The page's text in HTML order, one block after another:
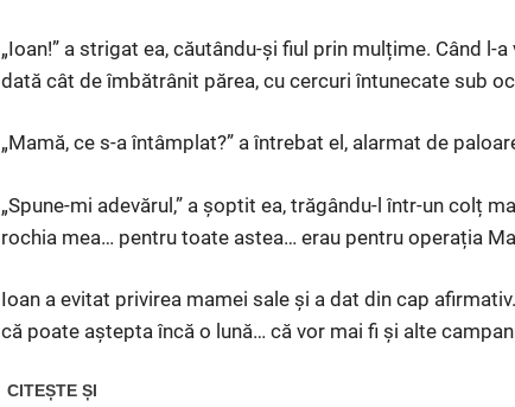
„Ioan!” a strigat ea, căutându-și fiul prin mulțime. Când
dată cât de îmbătrânit părea, cu cercuri întunecate sub
„Mamă, ce s-a întâmplat?” a întrebat el, alarmat de
„Spune-mi adevărul,” a șoptit ea, trăgându-l într-un colț
rochia mea… pentru toate astea… erau pentru operația
Ioan a evitat privirea mamei sale și a dat din cap
că poate aștepta încă o lună… că vor mai fi și alte